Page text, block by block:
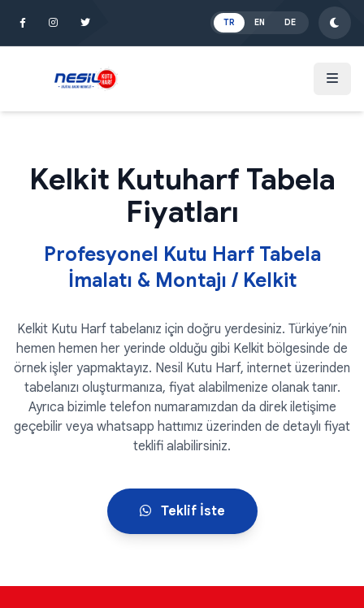
TR EN DE
Kelkit Kutuharf Tabela
Fiyatları
Profesyonel Kutu Harf Tabela
İmalatı & Montajı / Kelkit
Kelkit Kutu Harf tabelanız için doğru yerdesiniz. Türkiye’nin
hemen hemen her yerinde olduğu gibi Kelkit bölgesinde de
örnek işler yapmaktayız. Nesil Kutu Harf, internet üzerinden
tabelanızı oluşturmanıza, fiyat alabilmenize olanak tanır.
Ayrıca bizimle telefon numaramızdan da direk iletişime
geçebilir veya whatsapp hattımız üzerinden de detaylı fiyat
teklifi alabilirsiniz.
Teklif İste